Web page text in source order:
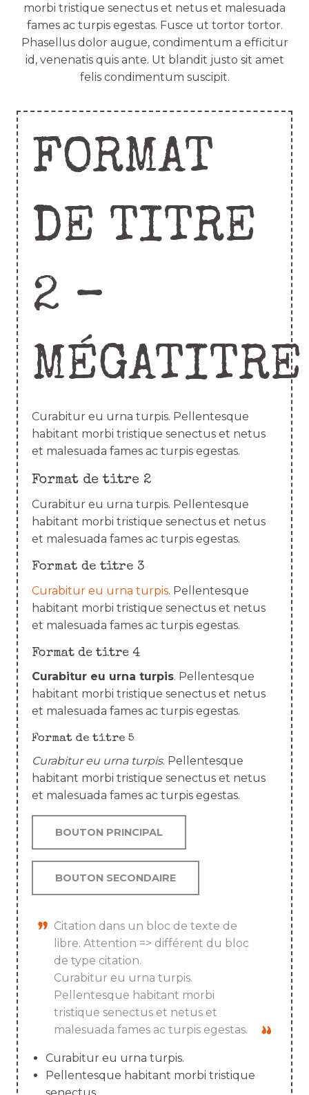
morbi tristique senectus et netus et malesuada
fames ac turpis egestas. Fusce ut tortor tortor.
Phasellus dolor augue, condimentum a efficitur
id, venenatis quis ante. Ut blandit justo sit amet
felis condimentum suscipit.
FORMAT
DE TITRE
2 –
MÉGATITRE
Curabitur eu urna turpis. Pellentesque
habitant morbi tristique senectus et netus
et malesuada fames ac turpis egestas.
Format de titre 2
Curabitur eu urna turpis. Pellentesque
habitant morbi tristique senectus et netus
et malesuada fames ac turpis egestas.
Format de titre 3
Curabitur eu urna turpis. Pellentesque
habitant morbi tristique senectus et netus
et malesuada fames ac turpis egestas.
Format de titre 4
Curabitur eu urna turpis. Pellentesque
habitant morbi tristique senectus et netus
et malesuada fames ac turpis egestas.
Format de titre 5
Curabitur eu urna turpis. Pellentesque
habitant morbi tristique senectus et netus
et malesuada fames ac turpis egestas.
BOUTON PRINCIPAL
BOUTON SECONDAIRE
Citation dans un bloc de texte de
libre. Attention => différent du bloc
de type citation.
Curabitur eu urna turpis.
Pellentesque habitant morbi
tristique senectus et netus et
malesuada fames ac turpis egestas.
Curabitur eu urna turpis.
Pellentesque habitant morbi tristique